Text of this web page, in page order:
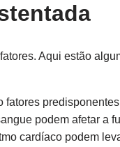
Aqui estão
fatores
podem afetar a
cardíaco podem